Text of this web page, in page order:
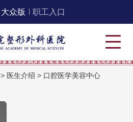
大众版 职工入口
> 医生介绍 > 口腔医学美容中心